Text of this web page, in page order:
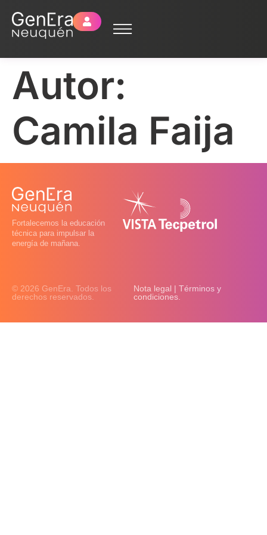
Autor:
Camila Faija
Fortalecemos la educación
técnica para impulsar la
energía de mañana.
© 2026 GenEra. Todos los
derechos reservados.
Nota legal | Términos y
condiciones.